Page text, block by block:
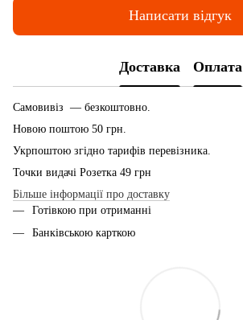
Написати відгук
Доставка Оплата
Самовивіз — безкоштовно.
Новою поштою 50 грн.
Укрпоштою згідно тарифів перевізника.
Точки видачі Розетка 49 грн
Більше інформації про доставку
Готівкою при отриманні
Банківською карткою